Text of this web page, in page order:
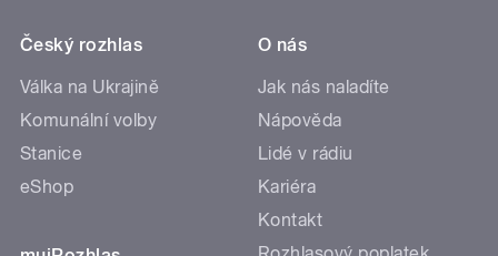
Český rozhlas
Válka na Ukrajině
Komunální volby
Stanice
eShop
O nás
Jak nás naladíte
Nápověda
Lidé v rádiu
Kariéra
Kontakt